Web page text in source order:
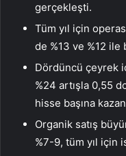
gerçekleşti.
Tüm yıl için
de %13 ve %12 ile
Dördüncü çeyrek
%24 artışla 0,55
hisse başına
Organik satış
%7-9, tüm yıl için